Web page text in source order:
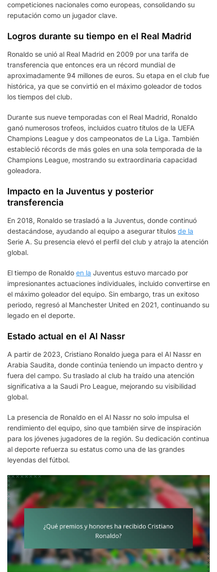
competiciones nacionales como europeas, consolidando su
reputación como un jugador clave.
Logros durante su tiempo en el Real Madrid
Ronaldo se unió al Real Madrid en 2009 por una tarifa de
transferencia que entonces era un récord mundial de
aproximadamente 94 millones de euros. Su etapa en el club fue
histórica, ya que se convirtió en el máximo goleador de todos
los tiempos del club.
Durante sus nueve temporadas con el Real Madrid, Ronaldo
ganó numerosos trofeos, incluidos cuatro títulos de la UEFA
Champions League y dos campeonatos de La Liga. También
estableció récords de más goles en una sola temporada de la
Champions League, mostrando su extraordinaria capacidad
goleadora.
Impacto en la Juventus y posterior
transferencia
En 2018, Ronaldo se trasladó a la Juventus, donde continuó
destacándose, ayudando al equipo a asegurar títulos de la
Serie A. Su presencia elevó el perfil del club y atrajo la atención
global.
El tiempo de Ronaldo en la Juventus estuvo marcado por
impresionantes actuaciones individuales, incluido convertirse en
el máximo goleador del equipo. Sin embargo, tras un exitoso
periodo, regresó al Manchester United en 2021, continuando su
legado en el deporte.
Estado actual en el Al Nassr
A partir de 2023, Cristiano Ronaldo juega para el Al Nassr en
Arabia Saudita, donde continúa teniendo un impacto dentro y
fuera del campo. Su traslado al club ha traído una atención
significativa a la Saudi Pro League, mejorando su visibilidad
global.
La presencia de Ronaldo en el Al Nassr no solo impulsa el
rendimiento del equipo, sino que también sirve de inspiración
para los jóvenes jugadores de la región. Su dedicación continua
al deporte refuerza su estatus como una de las grandes
leyendas del fútbol.